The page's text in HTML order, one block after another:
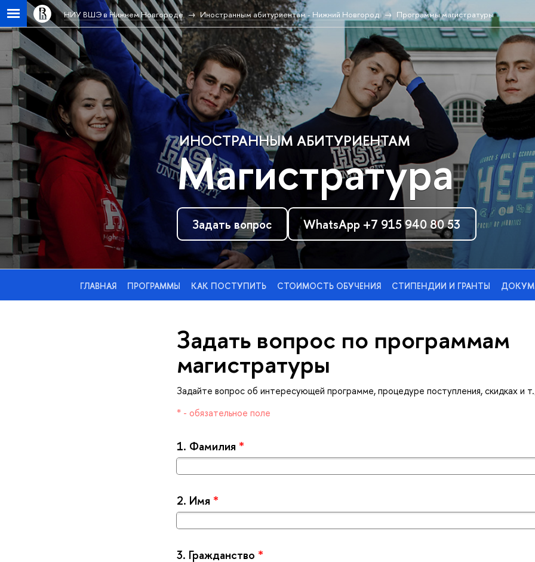
НИУ ВШЭ в Нижнем Новгороде Иностранным абитуриентам - Нижний Новгород Программы магистратуры
ИНОСТРАННЫМ АБИТУРИЕНТАМ
Магистратура
Задать вопрос WhatsApp +7 915 940 80 53
ГЛАВНАЯ ПРОГРАММЫ КАК ПОСТУПИТЬ СТОИМОСТЬ ОБУЧЕНИЯ СТИПЕНДИИ И ГРАНТЫ
Задать вопрос по программам
магистратуры
Задайте вопрос об интересующей программе, процедуре поступления, скидках и
* - обязательное поле
1. Фамилия *
2. Имя *
3. Гражданство *